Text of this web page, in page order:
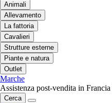
Animali
Allevamento
La fattoria
Cavalieri
Strutture esterne
Piante e natura
Outlet
Marche
Assistenza post-vendita in Francia
Cerca